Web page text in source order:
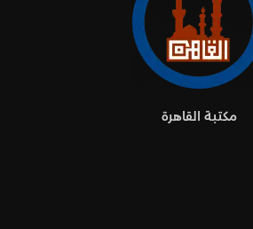
مكتبة القاهرة